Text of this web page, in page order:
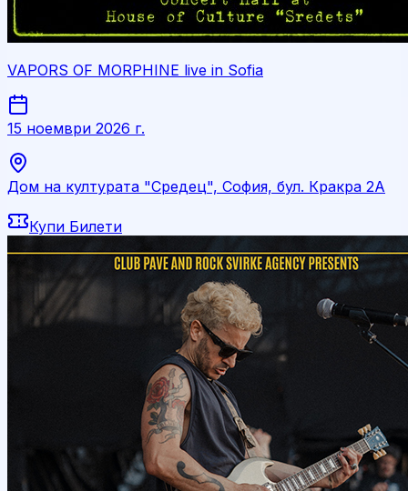
VAPORS OF MORPHINE live in Sofia
15 ноември 2026 г.
Дом на културата "Средец", София, бул. Кракра 2А
Купи Билети